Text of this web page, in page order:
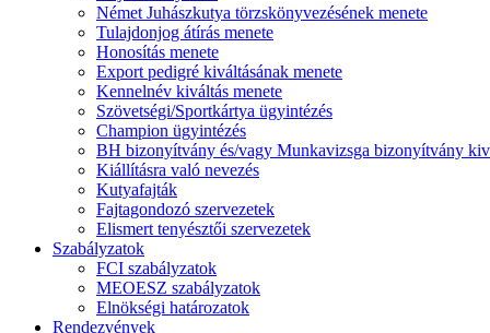
Német Juhászkutya törzskönyvezésének menete
Tulajdonjog átírás menete
Honosítás menete
Export pedigré kiváltásának menete
Kennelnév kiváltás menete
Szövetségi/Sportkártya ügyintézés
Champion ügyintézés
BH bizonyítvány és/vagy Munkavizsga bizonyítvány
Kiállításra való nevezés
Kutyafajták
Fajtagondozó szervezetek
Elismert tenyésztői szervezetek
Szabályzatok
FCI szabályzatok
MEOESZ szabályzatok
Elnökségi határozatok
Rendezvények